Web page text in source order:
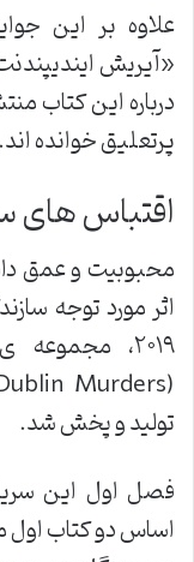
علاوه بر این
«آیریش
درباره این کتاب
پرتعلیق خوانده اند.
اقتباس های
محبوبیت و عمق
اثر مورد توجه
۲۰۱۹،
تولید و پخش شد.
فصل اول این
اساس دو کتاب